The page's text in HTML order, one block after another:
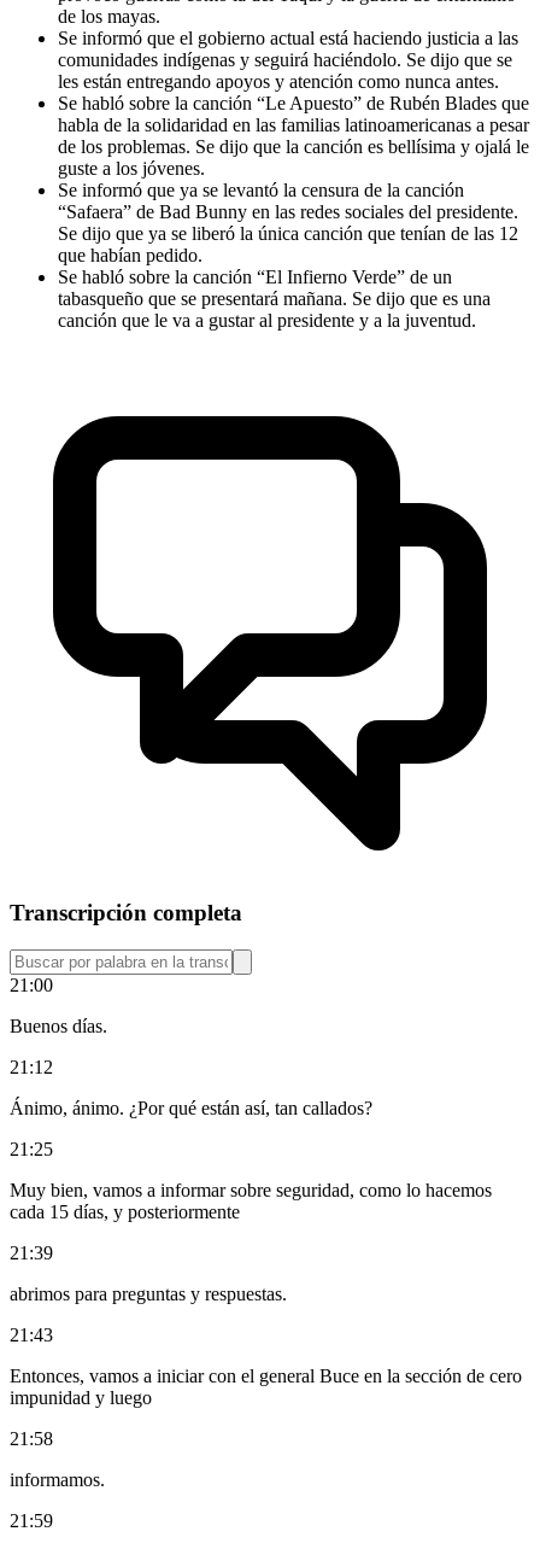
de los mayas.
Se informó que el gobierno actual está haciendo justicia a las
comunidades indígenas y seguirá haciéndolo. Se dijo que se
les están entregando apoyos y atención como nunca antes.
Se habló sobre la canción “Le Apuesto” de Rubén Blades que
habla de la solidaridad en las familias latinoamericanas a pesar
de los problemas. Se dijo que la canción es bellísima y ojalá le
guste a los jóvenes.
Se informó que ya se levantó la censura de la canción
“Safaera” de Bad Bunny en las redes sociales del presidente.
Se dijo que ya se liberó la única canción que tenían de las 12
que habían pedido.
Se habló sobre la canción “El Infierno Verde” de un
tabasqueño que se presentará mañana. Se dijo que es una
canción que le va a gustar al presidente y a la juventud.
Transcripción completa
21:00
Buenos días.
21:12
Ánimo, ánimo. ¿Por qué están así, tan callados?
21:25
Muy bien, vamos a informar sobre seguridad, como lo hacemos
cada 15 días, y posteriormente
21:39
abrimos para preguntas y respuestas.
21:43
Entonces, vamos a iniciar con el general Buce en la sección de cero
impunidad y luego
21:58
informamos.
21:59